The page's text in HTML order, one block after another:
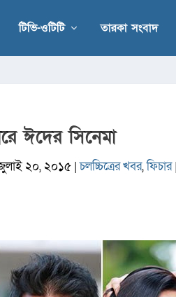
টিভি-ওটিটি তারকা সংবাদ
ঈদের সিনেমা
২০, ২০১৫ |চলচ্চিত্রের খবর,ফিচার